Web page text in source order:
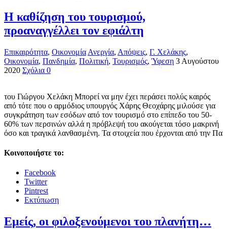
Η καθίζηση του τουρισμού,
προαναγγέλλει τον εφιάλτη
Επικαιρότητα, Οικονομία Ανεργία, Απόψεις, Γ. Χελάκης,
Οικονομία, Πανδημία, Πολιτική, Τουρισμός,Ύφεση 3 Αυγούστου
2020 Σχόλια 0
του Γιώργου Χελάκη Μπορεί να μην έχει περάσει πολύς καιρός
από τότε που ο αρμόδιος υπουργός Χάρης Θεοχάρης μιλούσε για
συγκράτηση των εσόδων από τον τουρισμό στο επίπεδο του 50-
60% των περσινών αλλά η πρόβλεψή του ακούγεται τόσο μακρινή
όσο και τραγικά λανθασμένη. Τα στοιχεία που έρχονται από την Πα
Κοινοποιήστε το:
Facebook
Twitter
Pintrest
Εκτύπωση
Εμείς, οι φιλοξενούμενοι του πλανήτη…